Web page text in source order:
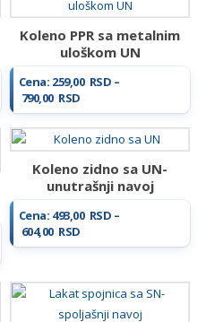
Koleno PPR sa metalnim
uloškom UN
Cena: 259,00 RSD –
790,00 RSD
Raspon
cena:
od
259,00 RSD
790,00 RSD
Koleno zidno sa UN-
unutrašnji navoj
Cena: 493,00 RSD –
604,00 RSD
Raspon
cena:
493,00 RSD
do
604,00 RSD